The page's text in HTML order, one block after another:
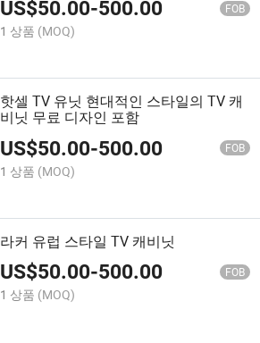
US$50.00-500.00 FOB
1 상품 (MOQ)
핫셀 TV 유닛 현대적인 스타일의 TV 캐
비닛 무료 디자인 포함
US$50.00-500.00 FOB
1 상품 (MOQ)
라커 유럽 스타일 TV 캐비닛
US$50.00-500.00 FOB
1 상품 (MOQ)